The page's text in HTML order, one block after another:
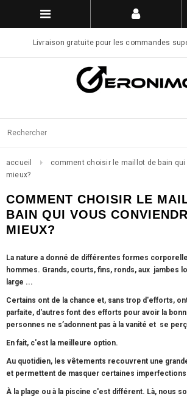
Livraison gratuite pour les commandes
accueil
comment choisir le maillot de bain
mieux?
COMMENT CHOISIR LE
BAIN QUI VOUS
MIEUX?
La nature a donné de différentes formes
hommes. Grands, courts, fins, ronds, aux jambes
large ...
Certains ont de la chance et, sans trop d'efforts,
parfaite, d'autres font des efforts pour avoir la
personnes ne s’adonnent pas à la vanité et se
En fait, c'est la meilleure option.
Au quotidien, les vêtements recouvrent une
et permettent de masquer certaines
À la plage ou à la piscine c'est différent. Là, nous